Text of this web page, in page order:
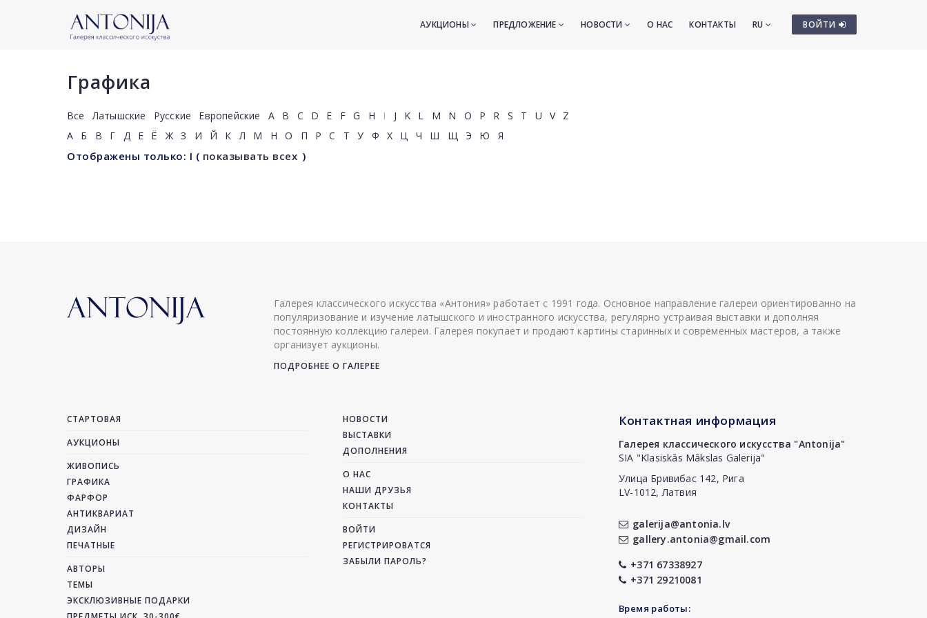
ВОЙТИ
АУКЦИОНЫ ПРЕДЛОЖЕНИЕ НОВОСТИ О НАС КОНТАКТЫ RU
Графика
Все Латышские Русские Европейские A B C D E F G H I J K L M N O P R S T U V
Z
А
Б В Г Д Е Ё Ж З И Й К Л М Н О П Р С Т У Ф Х Ц Ч Ш Щ Э Ю Я
Отображены только: I ( показывать всех )
Галерея классического искусства «Антония» работает с 1991 года. Основное направление галереи ориентированно на
популяризование и изучение латышского и иностранного искусства, регулярно устраивая выставки и дополняя
постоянную коллекцию галереи. Галерея покупает и продают картины старинных и современных мастеров, а также
организует аукционы.
ПОДРОБНЕЕ О ГАЛЕРЕЕ
СТАРТОВАЯ
АУКЦИОНЫ
ЖИВОПИСЬ
ГРАФИКА
ФАРФОР
АНТИКВАРИАТ
ДИЗАЙН
ПЕЧАТНЫЕ
АВТОРЫ
ТЕМЫ
ЭКСКЛЮЗИВНЫЕ ПОДАРКИ
НОВОСТИ
ВЫСТАВКИ
ДОПОЛНЕНИЯ
О НАС
НАШИ ДРУЗЬЯ
КОНТАКТЫ
ВОЙТИ
РЕГИСТРИРОВАТСЯ
ЗАБЫЛИ ПАРОЛЬ?
Контактная информация
Галерея классического искусства "Antonija"
SIA "Klasiskās Mākslas Galerija"
Улица Бривибас 142, Рига
LV-1012, Латвия
galerija@antonia.lv
gallery.antonia@gmail.com
+371 67338927
+371 29210081
Время работы: